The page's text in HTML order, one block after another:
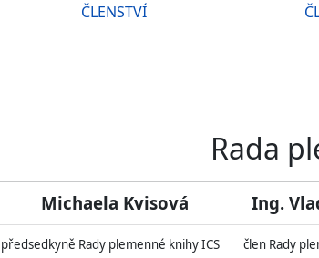
ČLENSTVÍ
Rada
Michaela Kvisová Ing.
předsedkyně Rady plemenné knihy ICS
člen Rady